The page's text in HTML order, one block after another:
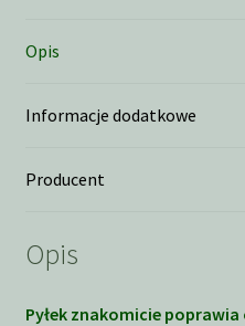
Opis
Informacje dodatkowe
Producent
Opis
Pyłek znakomicie